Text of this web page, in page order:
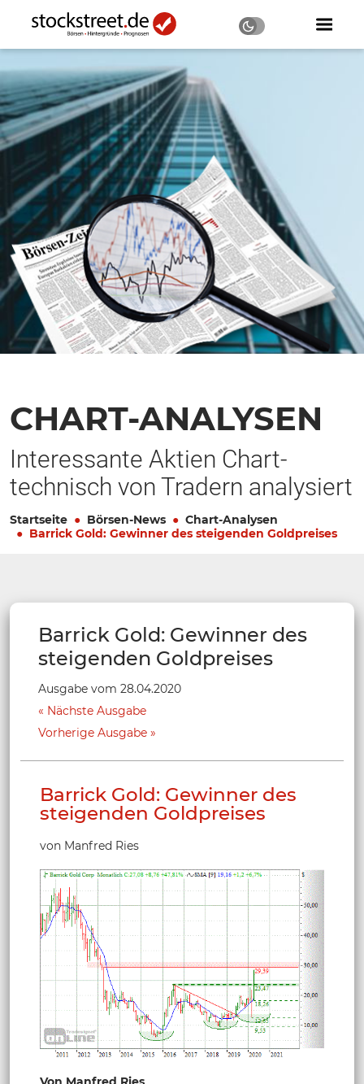
CHART-ANALYSEN
Interessante Aktien Chart-
technisch von Tradern analysiert
Startseite Börsen-News
Chart-Analysen
Barrick Gold: Gewinner des steigenden Goldpreises
Barrick Gold: Gewinner des
steigenden Goldpreises
Ausgabe vom 28.04.2020
Nächste Ausgabe
Vorherige Ausgabe
Barrick Gold: Gewinner des
steigenden Goldpreises
von Manfred Ries